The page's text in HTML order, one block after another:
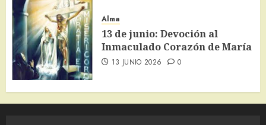
Alma
13 de junio: Devoción al
Inmaculado Corazón de María
13 JUNIO 2026 0